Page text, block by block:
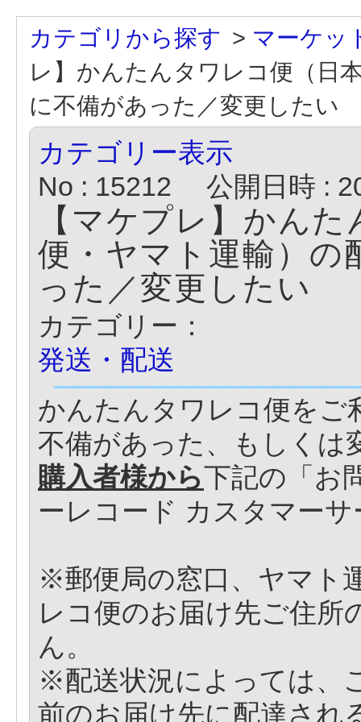
カテゴリから探す > マーケッ
レ】かんたんタワレコ便（日
に不備があった／変更したい
カテゴリー表示
No : 15212
公開日時 :
【マケプレ】かん
便・ヤマト運輸）の
った／変更したい
カテゴリー：
発送・配送
かんたんタワレコ便をご
不備があった、もしくは
購入者様から下記の「お
ーレコード カスタマー
※郵便局の窓口、ヤマト
レコ便のお届け先ご住所
ん。
※配送状況によっては、
前のお届け先に配達され